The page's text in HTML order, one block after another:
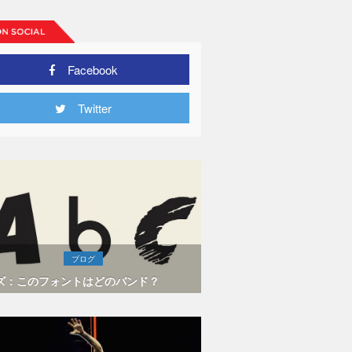
Facebook
Twitter
ブログ
：このフォントはどのバンド？